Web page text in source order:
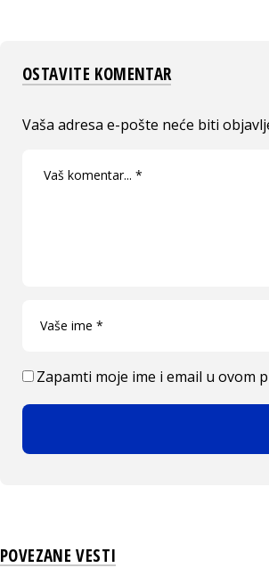
OSTAVITE KOMENTAR
Vaša adresa e-pošte neće biti
Zapamti moje ime i email u ovom
POVEZANE VESTI